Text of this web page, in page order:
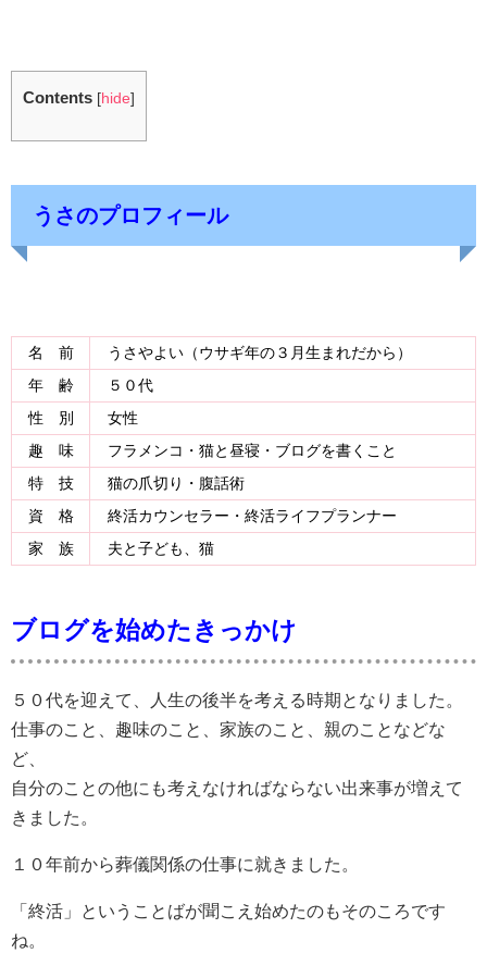
Contents [hide]
うさのプロフィール
名 前
うさやよい（ウサギ年の３月生まれだから）
年 齢
５０代
性 別
女性
趣 味
フラメンコ・猫と昼寝・ブログを書くこと
特 技
猫の爪切り・腹話術
資 格
終活カウンセラー・終活ライフプランナー
家 族
夫と子ども、猫
ブログを始めたきっかけ
５０代を迎えて、人生の後半を考える時期となりました。
仕事のこと、趣味のこと、家族のこと、親のことなどな
ど、
自分のことの他にも考えなければならない出来事が増えて
きました。
１０年前から葬儀関係の仕事に就きました。
「終活」ということばが聞こえ始めたのもそのころです
ね。